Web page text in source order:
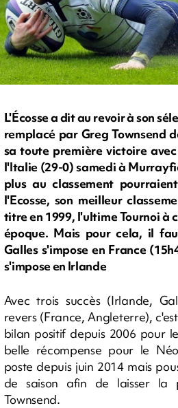
L'Écosse a dit au revoir à son
remplacé par Greg Townsend
sa toute première victoire
l'Italie (29-0) samedi à
plus au classement
l'Ecosse, son meilleur
titre en 1999, l'ultime Tournoi à
époque. Mais pour cela, il
Galles s'impose en France
s'impose en Irlande
Avec trois succès (Irlande,
revers (France, Angleterre),
bilan positif depuis 2006 pour
belle récompense pour le
poste depuis juin 2014 mais
de saison afin de laisser la
Townsend.